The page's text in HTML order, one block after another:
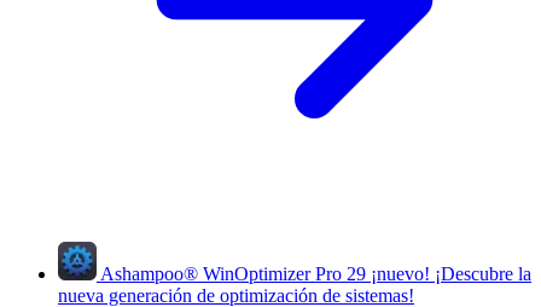
Ashampoo® WinOptimizer Pro 29 ¡nuevo! ¡Descubre la
nueva generación de optimización de sistemas!